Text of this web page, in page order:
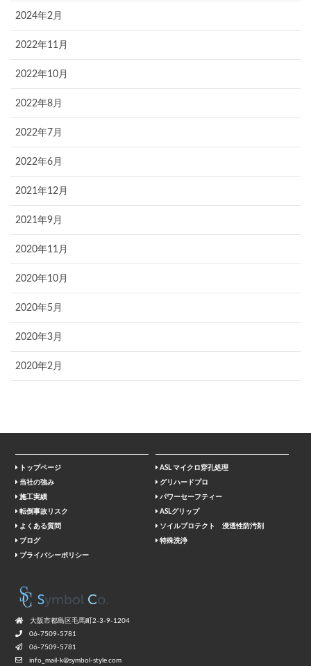
2024年2月
2022年11月
2022年10月
2022年8月
2022年7月
2022年6月
2021年12月
2021年9月
2020年11月
2020年10月
2020年5月
2020年3月
2020年2月
トップページ
当社の強み
施工実績
転倒事故リスク
よくある質問
ブログ
プライバシーポリシー
ASL マイクロ穿孔処理
グリハードプロ
パワーセーフティー
ASLグリップ
ソイルプロテクト 浸透性防汚剤
特殊洗浄
⼤阪市都島区⽑⾺町2-3-9-1204
06-7509-5781
06-7509-5781
info_mail-k@symbol-style.com